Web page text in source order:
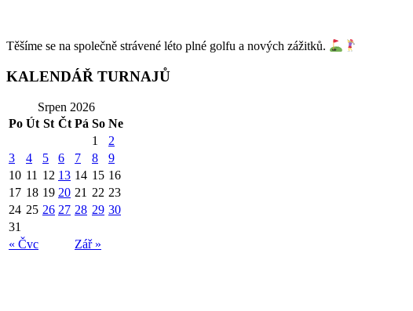
Těšíme se na společně strávené léto plné golfu a nových zážitků.
KALENDÁŘ TURNAJŮ
Srpen 2026
Po Út St Čt Pá So Ne
« Čvc Zář »
1
2
3
4 5 6 7 8
9
10 11 12 13 14 15 16
17 18 19 20 21 22 23
24 25 26 27 28 29 30
31